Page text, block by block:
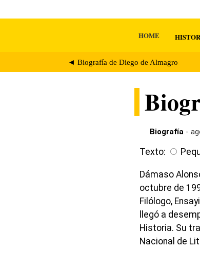
HOME
◄ Biografía de Diego de Almagro
Biografía -
Texto:
Dámaso
octubre de
Filólogo,
llegó a
Historia. Su
Nacional de